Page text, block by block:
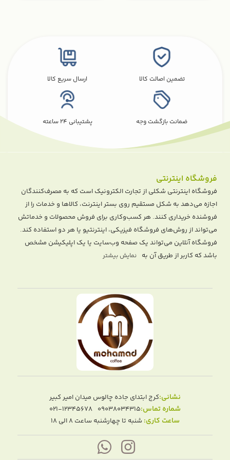
تضمین اصالت کالا ارسال سریع کالا
ضمانت بازگشت وجه پشتیبانی 24 ساعته
فروشگاه اینترنتی
فروشگاه اینترنتی شکلی از تجارت الکترونیک است که به مصرف‌کنندگان
اجازه می‌دهد به شکل مستقیم روی بستر اینترنت، کالا‌ها و خدمات را از
فروشنده خریداری کنند. هر کسب‌و‌کاری برای فروش محصولات و خدماتش
می‌تواند از روش‌های فروشگاه فیزیکی، اینترنتیو یا هر دو استفاده کند.
فروشگاه آنلاین می‌تواند یک صفحه وب‌سایت یا یک اپلیکیشن مشخص
باشد که کاربر از طریق آن به نمایش بیشتر
نشانی:کرج ابتدای جاده چالوس میدان امیر کبیر
شماره تماس:09038034315
021-12345678
ساعت کاری: شنبه تا چهارشنبه ساعت ۸ الی ۱۸